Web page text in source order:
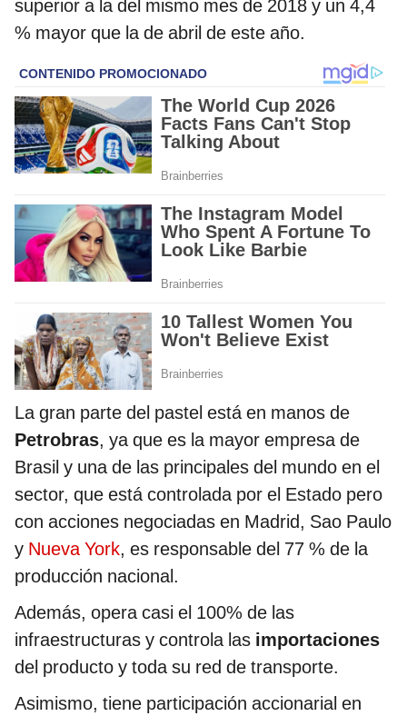
superior a la del mismo mes de 2018 y un 4,4
% mayor que la de abril de este año.
La gran parte del pastel está en manos de
Petrobras, ya que es la mayor empresa de
Brasil y una de las principales del mundo en el
sector, que está controlada por el Estado pero
con acciones negociadas en Madrid, Sao Paulo
y Nueva York, es responsable del 77 % de la
producción nacional.
Además, opera casi el 100% de las
infraestructuras y controla las importaciones
del producto y toda su red de transporte.
Asimismo, tiene participación accionarial en